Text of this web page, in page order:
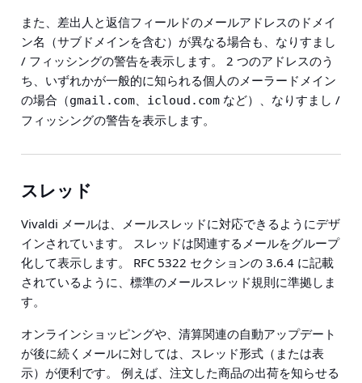
また、差出人と返信フィールドのメールアドレスのドメイ
ン名（サブドメインを含む）が異なる場合も、なりすまし
/ フィッシングの警告を表示します。 2 つのアドレスのう
ち、いずれかが一般的に知られる個人のメーラードメイン
の場合（gmail.com、 icloud.com など）、なりすまし /
フィッシングの警告を表示します。
スレッド
Vivaldi メールは、メールスレッドに対応できるようにデザ
インされています。 スレッドは関連するメールをグループ
化して表示します。 RFC 5322 セクションの 3.6.4 に記載
されているように、標準のメールスレッド規則に準拠しま
す。
オンラインショッピングや、清算関連の自動アップデート
が後に続くメールに対しては、スレッド形式（または表
示）が便利です。 例えば、注文した商品の出荷を知らせる